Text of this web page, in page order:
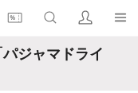
ジャマドライ